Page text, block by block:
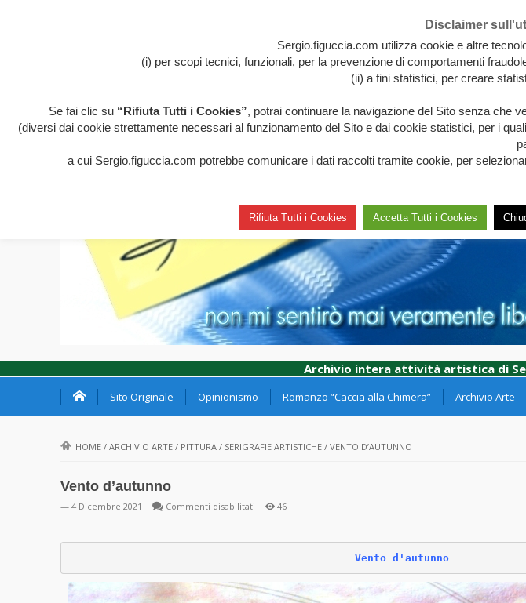
Archivio intera attività artistica di
Sito Originale Opinionismo Romanzo “Caccia alla Chimera” Archivio Arte
HOME / ARCHIVIO ARTE / PITTURA / SERIGRAFIE ARTISTICHE / VENTO D’AUTUNNO
Vento d’autunno
— 4 Dicembre 2021 Commenti disabilitati 46
Vento d'autunno
Disclaimer
Sergio.figuccia.com utilizza cookie e altre
(i) per scopi tecnici, funzionali, per la prevenzione di comportamenti
(ii) a fini statistici, per creare
Se fai clic su “Rifiuta Tutti i Cookies”, potrai continuare la navigazione del Sito senza che
(diversi dai cookie strettamente necessari al funzionamento del Sito e dai cookie statistici, per i
a cui Sergio.figuccia.com potrebbe comunicare i dati raccolti tramite cookie, per
Rifiuta Tutti i Cookies Accetta Tutti i Cookies